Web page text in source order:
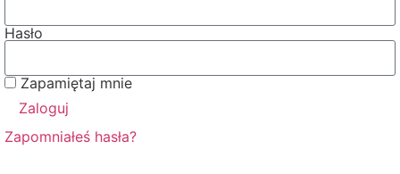
Hasło
Zapamiętaj mnie
Zaloguj
Zapomniałeś hasła?